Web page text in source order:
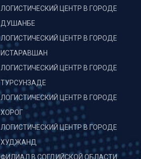
ЛОГИСТИЧЕСКИЙ ЦЕНТР В ГОРОДЕ
ДУШАНБЕ
ЛОГИСТИЧЕСКИЙ ЦЕНТР В ГОРОДЕ
ИСТАРАВШАН
ЛОГИСТИЧЕСКИЙ ЦЕНТР В ГОРОДЕ
ТУРСУНЗАДЕ
ЛОГИСТИЧЕСКИЙ ЦЕНТР В ГОРОДЕ
ХОРОГ
ЛОГИСТИЧЕСКИЙ ЦЕНТР В ГОРОДЕ
ХУДЖАНД
ФИЛИАЛ В СОГДИЙСКОЙ ОБЛАСТИ